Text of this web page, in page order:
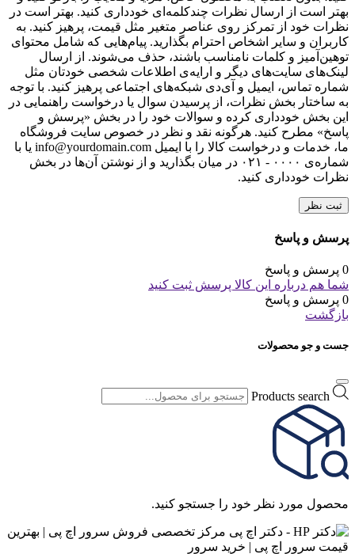
بهتر است از ارسال نظرات چندکلمه‌‌ای خودداری کنید. بهتر است در
نظرات خود از تمرکز روی عناصر متغیر مثل قیمت، پرهیز کنید. به
کاربران و سایر اشخاص احترام بگذارید. پیام‌هایی که شامل محتوای
توهین‌آمیز و کلمات نامناسب باشند، حذف می‌شوند. از ارسال
لینک‌های سایت‌های دیگر و ارایه‌ی اطلاعات شخصی خودتان مثل
شماره تماس، ایمیل و آی‌دی شبکه‌های اجتماعی پرهیز کنید. با توجه
به ساختار بخش نظرات، از پرسیدن سوال یا درخواست راهنمایی در
این بخش خودداری کرده و سوالات خود را در بخش «پرسش و
پاسخ» مطرح کنید. هرگونه نقد و نظر در خصوص سایت فروشگاه
ما، خدمات و درخواست کالا را با ایمیل info@yourdomain.com یا با
شماره‌ی ۰۰۰۰ - ۰۲۱ در میان بگذارید و از نوشتن آن‌ها در بخش
نظرات خودداری کنید.
ثبت نظر
پرسش و پاسخ
0 پرسش و پاسخ
شما هم درباره این کالا پرسش ثبت کنید
0 پرسش و پاسخ
بازگشت
جست و جو محصولات
Products search
محصول مورد نظر خود را جستجو کنید.